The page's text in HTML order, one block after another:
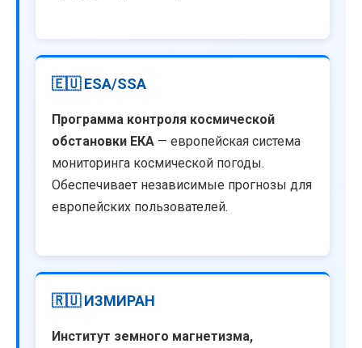
🇪🇺 ESA/SSA
Программа контроля космической
обстановки ЕКА — европейская система
мониторинга космической погоды.
Обеспечивает независимые прогнозы для
европейских пользователей.
🇷🇺 ИЗМИРАН
Институт земного магнетизма,